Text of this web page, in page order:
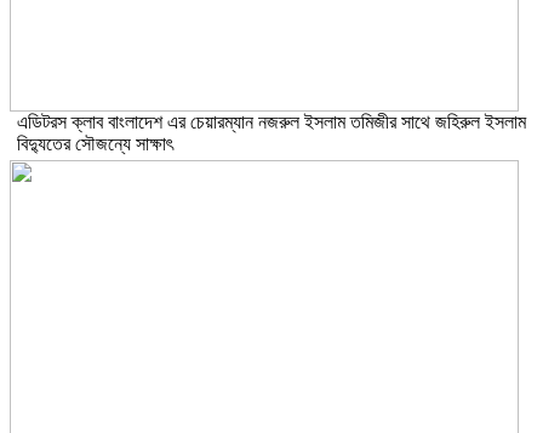
এডিটরস ক্লাব বাংলাদেশ এর চেয়ারম্যান নজরুল ইসলাম তমিজীর সাথে জহিরুল ইসলাম
বিদ্যুতের সৌজন্যে সাক্ষাৎ